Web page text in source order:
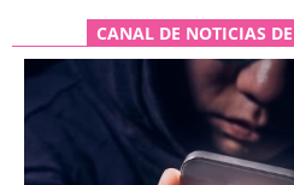
CANAL DE NOTICIAS